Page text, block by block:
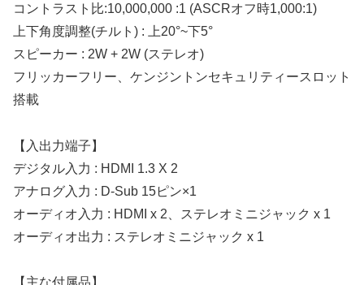
コントラスト比:10,000,000 :1 (ASCRオフ時1,000:1)
上下角度調整(チルト) : 上20°~下5°
スピーカー : 2W + 2W (ステレオ)
フリッカーフリー、ケンジントンセキュリティースロット
搭載
【入出力端子】
デジタル入力 : HDMI 1.3 X 2
アナログ入力 : D-Sub 15ピン×1
オーディオ入力 : HDMI x 2、ステレオミニジャック x 1
オーディオ出力 : ステレオミニジャック x 1